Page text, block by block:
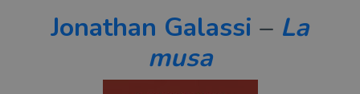
Jonathan Galassi – La
musa